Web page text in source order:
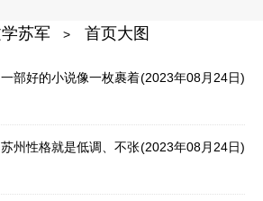
苏军 > 首页大图
(2023年08月24日)
部好的小说像一枚裹着
(2023年08月24日)
州性格就是低调、不张